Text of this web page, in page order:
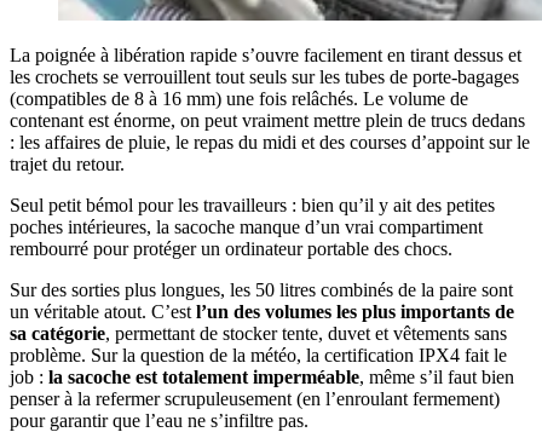
La poignée à libération rapide s’ouvre facilement en tirant dessus et
les crochets se verrouillent tout seuls sur les tubes de porte-bagages
(compatibles de 8 à 16 mm) une fois relâchés. Le volume de
contenant est énorme, on peut vraiment mettre plein de trucs dedans
: les affaires de pluie, le repas du midi et des courses d’appoint sur le
trajet du retour.
Seul petit bémol pour les travailleurs : bien qu’il y ait des petites
poches intérieures, la sacoche manque d’un vrai compartiment
rembourré pour protéger un ordinateur portable des chocs.
Sur des sorties plus longues, les 50 litres combinés de la paire sont
un véritable atout. C’est l’un des volumes les plus importants de
sa catégorie, permettant de stocker tente, duvet et vêtements sans
problème. Sur la question de la météo, la certification IPX4 fait le
job : la sacoche est totalement imperméable, même s’il faut bien
penser à la refermer scrupuleusement (en l’enroulant fermement)
pour garantir que l’eau ne s’infiltre pas.